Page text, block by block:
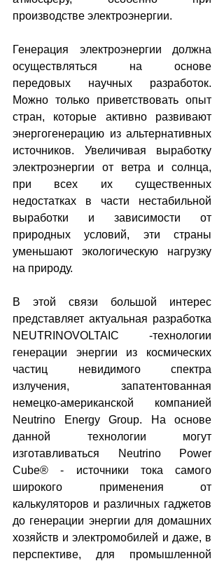
производстве электроэнергии.
Генерация электроэнергии должна
осуществляться на основе
передовых научных разработок.
Можно только приветствовать опыт
стран, которые активно развивают
энергогенерацию из альтернативных
источников. Увеличивая выработку
электроэнергии от ветра и солнца,
при всех их существенных
недостатках в части нестабильной
выработки и зависимости от
природных условий, эти страны
уменьшают экологическую нагрузку
на природу.
В этой связи большой интерес
представляет актуальная разработка
NEUTRINOVOLTAIC -технологии
генерации энергии из космических
частиц невидимого спектра
излучения, запатентованная
немецко-американской компанией
Neutrino Energy Group. На основе
данной технологии могут
изготавливаться Neutrino Power
Cube® - источники тока самого
широкого применения от
калькуляторов и различных гаджетов
до генерации энергии для домашних
хозяйств и электромобилей и даже, в
перспективе, для промышленной